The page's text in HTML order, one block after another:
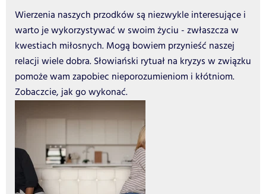
Wierzenia naszych przodków są niezwykle interesujące i
warto je wykorzystywać w swoim życiu - zwłaszcza w
kwestiach miłosnych. Mogą bowiem przynieść naszej
relacji wiele dobra. Słowiański rytuał na kryzys w związku
pomoże wam zapobiec nieporozumieniom i kłótniom.
Zobaczcie, jak go wykonać.